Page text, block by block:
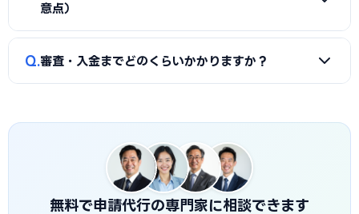
し、差し戻しによる遅延を防ぎます。
決策・効果を定量的（数値）で示すこと、③事業の革新性と
市の地域特性や自社の強みを盛り込んだ計画書ほど高く評価
されます。申請代行はこの作り込みを専門的に支援します。
意点）
A
補助金は原則「後払い（精算払い）」です。採択後にいっ
Q 審査・入金までどのくらいかかりますか？
決定・事業実施・実績報告を経て入金されるため、申請から
入金まで半年〜1年程度かかるのが一般的です。市川市独自の
補助金は予算上限に達し次第終了する場合があるため、早め
の相談・申請が有利です。
無料で申請代行の専門家に相談できます